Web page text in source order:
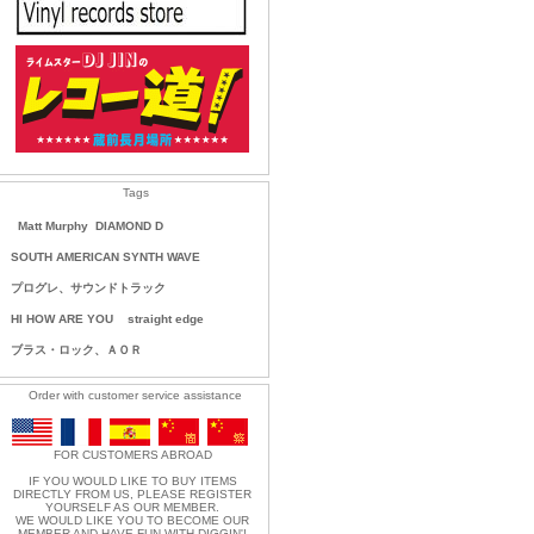
Tags
Matt Murphy DIAMOND D
SOUTH AMERICAN SYNTH WAVE
プログレ、サウンドトラック
HI HOW ARE YOU straight edge
ブラス・ロック、ＡＯＲ
Order with customer service assistance
FOR CUSTOMERS ABROAD
IF YOU WOULD LIKE TO BUY ITEMS
DIRECTLY FROM US, PLEASE REGISTER
YOURSELF AS OUR MEMBER.
WE WOULD LIKE YOU TO BECOME OUR